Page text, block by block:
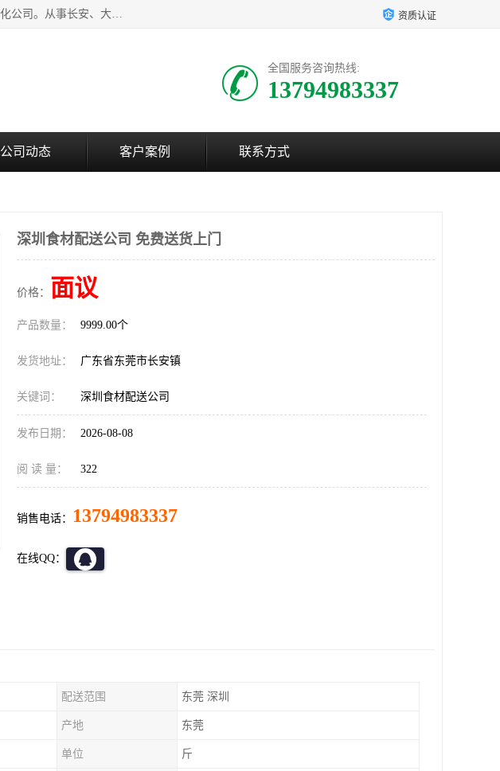
广东食安膳食管理服务有限公司是一家集干货粮油、肉禽蔬菜等食品加工、配送及食堂承包于一体的专业化公司。从事长安、大朗、大岭山、厚街、虎门等地区的蔬菜配送服务。 专业的服务队伍，以及完善的服务机制，经过多年的努力拼搏，赢得了广大客户的信赖和支持。 资质认证
全国服务咨询热线:
13794983337
公司动态 客户案例 联系方式
深圳食材配送公司 免费送货上门
价格： 面议
产品数量： 9999.00个
发货地址： 广东省东莞市长安镇
关键词： 深圳食材配送公司
发布日期： 2026-08-08
阅 读 量： 322
销售电话： 13794983337
在线QQ：
配送范围 东莞 深圳
产地 东莞
单位 斤